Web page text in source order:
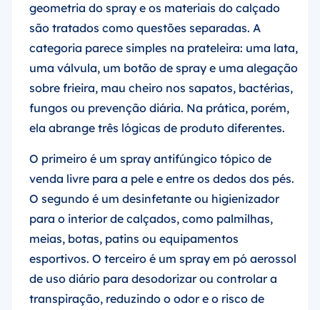
geometria do spray e os materiais do calçado
são tratados como questões separadas. A
categoria parece simples na prateleira: uma lata,
uma válvula, um botão de spray e uma alegação
sobre frieira, mau cheiro nos sapatos, bactérias,
fungos ou prevenção diária. Na prática, porém,
ela abrange três lógicas de produto diferentes.
O primeiro é um spray antifúngico tópico de
venda livre para a pele e entre os dedos dos pés.
O segundo é um desinfetante ou higienizador
para o interior de calçados, como palmilhas,
meias, botas, patins ou equipamentos
esportivos. O terceiro é um spray em pó aerossol
de uso diário para desodorizar ou controlar a
transpiração, reduzindo o odor e o risco de